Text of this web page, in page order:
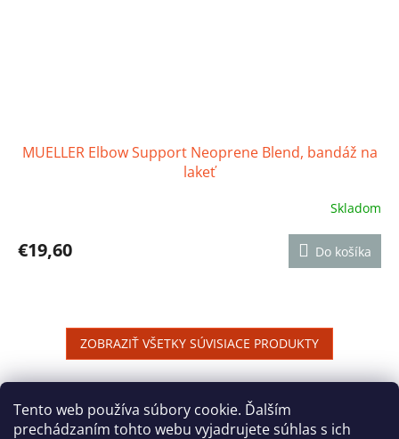
Tento web používa súbory cookie. Ďalším
prechádzaním tohto webu vyjadrujete súhlas s ich
MUELLER Elbow Support Neoprene Blend, bandáž na
lakeť
produktu
je
hviezdičiek.
Skladom
€19,60 Do košíka
ZOBRAZIŤ VŠETKY SÚVISIACE PRODUKTY
Z
Reklamačný poriadok Ochrana osobných údajov